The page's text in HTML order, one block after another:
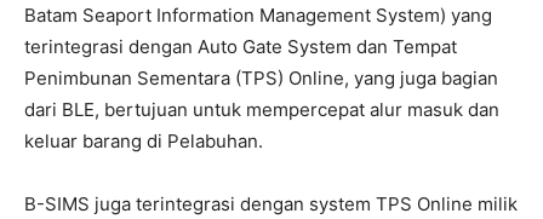
Batam Seaport Information Management System) yang
terintegrasi dengan Auto Gate System dan Tempat
Penimbunan Sementara (TPS) Online, yang juga bagian
dari BLE, bertujuan untuk mempercepat alur masuk dan
keluar barang di Pelabuhan.
B-SIMS juga terintegrasi dengan system TPS Online milik